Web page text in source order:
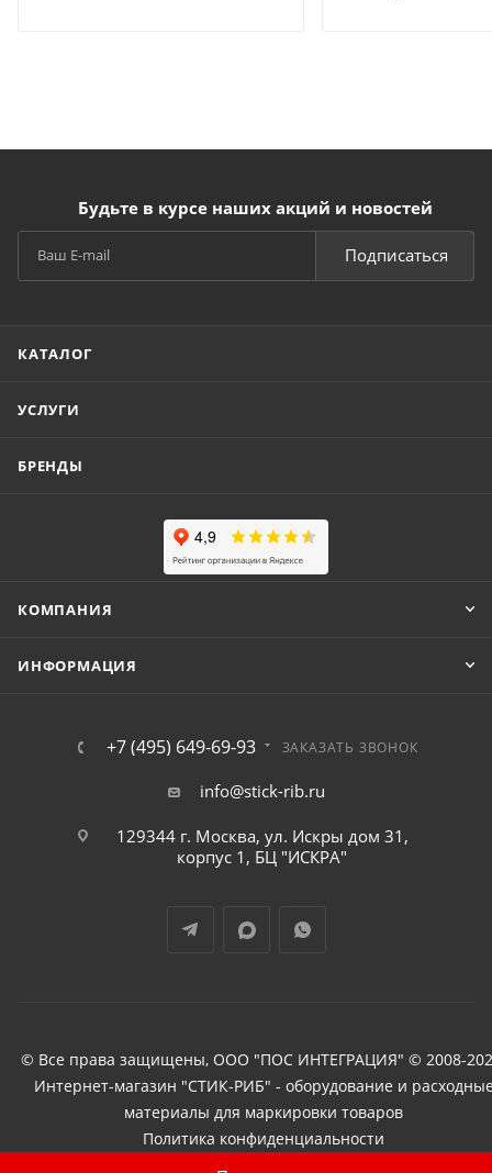
Будьте в курсе наших акций и новостей
Подписаться
КАТАЛОГ
УСЛУГИ
БРЕНДЫ
КОМПАНИЯ
ИНФОРМАЦИЯ
+7 (495) 649-69-93 ЗАКАЗАТЬ ЗВОНОК
info@stick-rib.ru
129344 г. Москва, ул. Искры дом 31,
корпус 1, БЦ "ИСКРА"
© Все права защищены, ООО "ПОС ИНТЕГРАЦИЯ" © 2008-
Интернет-магазин "СТИК-РИБ" - оборудование и
материалы для маркировки товаров
Политика конфиденциальности